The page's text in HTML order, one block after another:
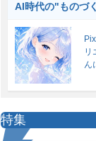
AI時代の"ものづ
リ
ん
特集